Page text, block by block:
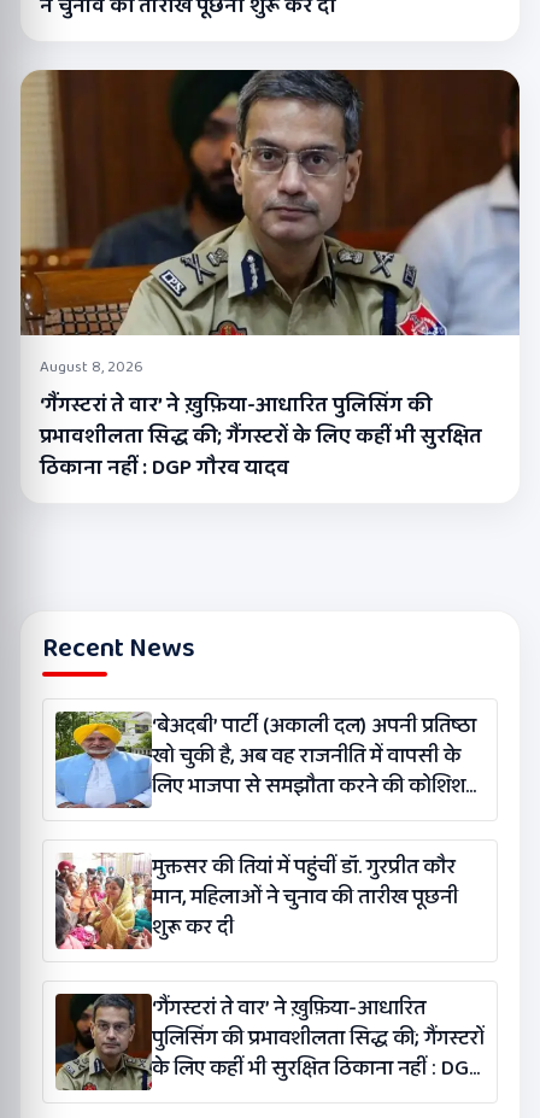
August 8, 2026
‘गैंगस्टरां ते वार’ ने ख़ुफ़िया-आधारित पुलिसिंग की
प्रभावशीलता सिद्ध की; गैंगस्टरों के लिए कहीं भी सुरक्षित
ठिकाना नहीं : DGP गौरव यादव
Recent News
‘बेअदबी’ पार्टी (अकाली दल) अपनी प्रतिष्ठा
खो चुकी है, अब वह राजनीति में वापसी के
लिए भाजपा से समझौता करने की कोशिश
कर रही है: बलतेज पन्नू
मुक्तसर की तियां में पहुंचीं डॉ. गुरप्रीत कौर
मान, महिलाओं ने चुनाव की तारीख पूछनी
शुरू कर दी
‘गैंगस्टरां ते वार’ ने ख़ुफ़िया-आधारित
पुलिसिंग की प्रभावशीलता सिद्ध की; गैंगस्टरों
के लिए कहीं भी सुरक्षित ठिकाना नहीं : DGP
गौरव यादव